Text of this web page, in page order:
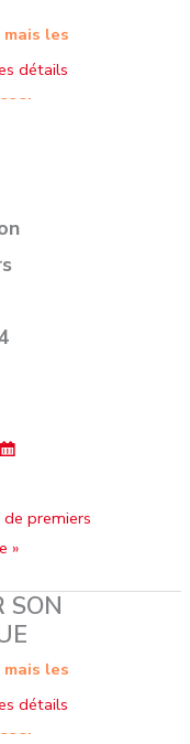
mais les
Cet
premiers
»
SON
mais les
Cet